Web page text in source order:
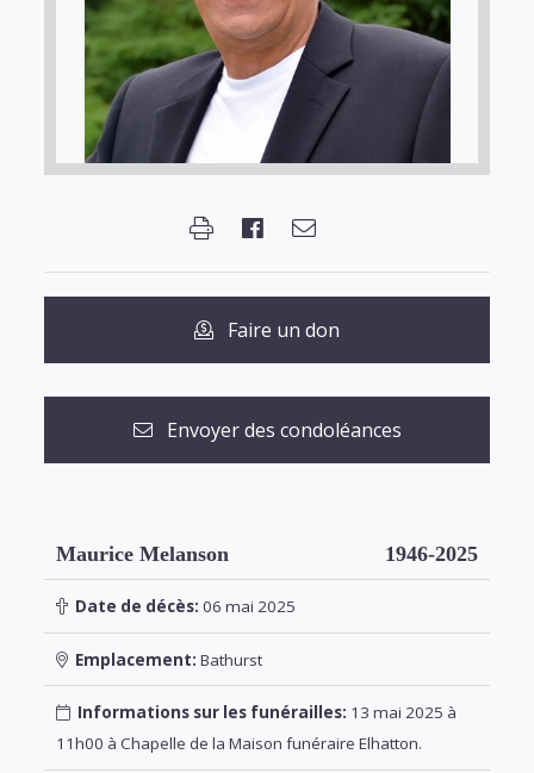
Faire un don
Envoyer des condoléances
Maurice Melanson 1946-2025
Date de décès: 06 mai 2025
Emplacement: Bathurst
Informations sur les funérailles: 13 mai 2025 à
11h00 à Chapelle de la Maison funéraire Elhatton.